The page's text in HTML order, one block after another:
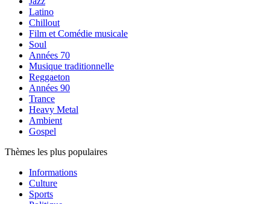
Latino
Chillout
Film et Comédie musicale
Soul
Années 70
Musique traditionnelle
Reggaeton
Années 90
Trance
Heavy Metal
Ambient
Gospel
Thèmes les plus populaires
Informations
Culture
Sports